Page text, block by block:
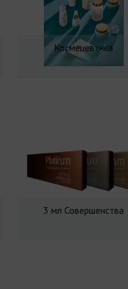
Космецевтика
3 мл Совершенства